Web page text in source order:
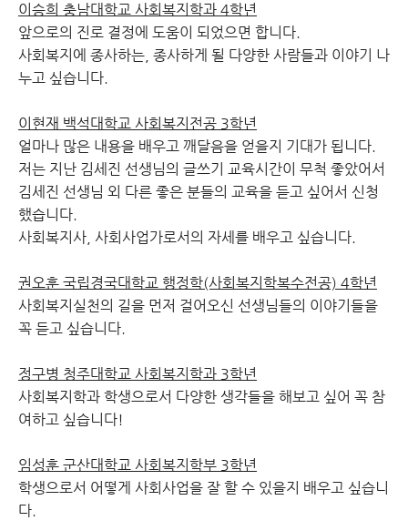
이승희 충남대학교 사회복지학과 4학년
앞으로의 진로 결정에 도움이 되었으면 합니다.
사회복지에 종사하는, 종사하게 될 다양한 사람들과 이야기 나
누고 싶습니다.
이현재 백석대학교 사회복지전공 3학년
얼마나 많은 내용을 배우고 깨달음을 얻을지 기대가 됩니다.
저는 지난 김세진 선생님의 글쓰기 교육시간이 무척 좋았어서
김세진 선생님 외 다른 좋은 분들의 교육을 듣고 싶어서 신청
했습니다.
사회복지사, 사회사업가로서의 자세를 배우고 싶습니다.
권오훈 국립경국대학교 행정학(사회복지학복수전공) 4학년
사회복지실천의 길을 먼저 걸어오신 선생님들의 이야기들을
꼭 듣고 싶습니다.
정구병 청주대학교 사회복지학과 3학년
사회복지학과 학생으로서 다양한 생각들을 해보고 싶어 꼭 참
여하고 싶습니다!
임성훈 군산대학교 사회복지학부 3학년
학생으로서 어떻게 사회사업을 잘 할 수 있을지 배우고 싶습니
다.